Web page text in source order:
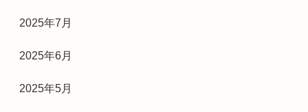
2025年7月
2025年6月
2025年5月